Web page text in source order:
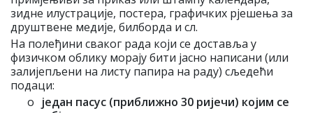
зидне илустрације, постера, графичких рјешења за
друштвене медије, билборда и сл.
На полеђини сваког рада који се доставља у
физичком облику морају бити јасно написани (или
залијепљени на листу папира на раду) сљедећи
подаци:
o један пасус (приближно 30 ријечи) којим се